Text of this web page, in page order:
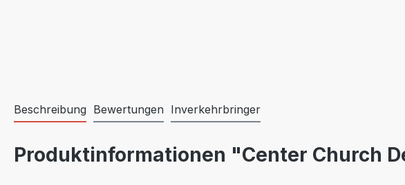
Beschreibung Bewertungen Inverkehrbringer
Produktinformationen "Center Church